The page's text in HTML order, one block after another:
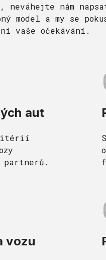
neváhejte nám
model a my se
vaše očekávání.
aut
partnerů.
vozu